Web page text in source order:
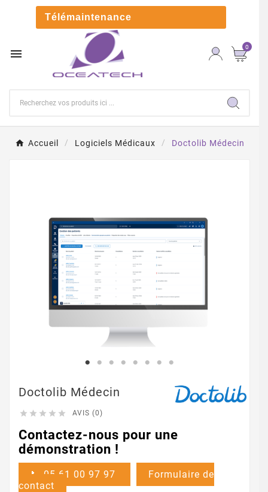
 0
Accueil Logiciels Médicaux Doctolib Médecin
Doctolib Médecin
     AVIS (0)
Contactez-nous pour une
démonstration !
📞 05 61 00 97 97
Formulaire de
contact
Télémaintenance